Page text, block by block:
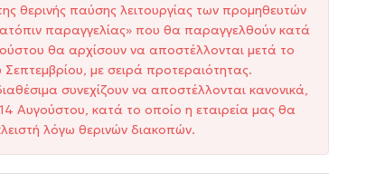
θερινής παύσης λειτουργίας των προμηθευτών
παραγγελίας» που θα παραγγελθούν κατά
θα αρχίσουν να αποστέλλονται μετά το
με σειρά προτεραιότητας.
συνεχίζουν να αποστέλλονται κανονικά,
Αυγούστου, κατά το οποίο η εταιρεία μας θα
λόγω θερινών διακοπών.